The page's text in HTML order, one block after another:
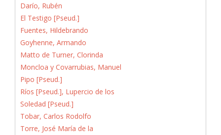
Darío, Rubén
El Testigo [Pseud.]
Fuentes, Hildebrando
Goyhenne, Armando
Matto de Turner, Clorinda
Moncloa y Covarrubias, Manuel
Pipo [Pseud.]
Ríos [Pseud.], Lupercio de los
Soledad [Pseud.]
Tobar, Carlos Rodolfo
Torre, José María de la